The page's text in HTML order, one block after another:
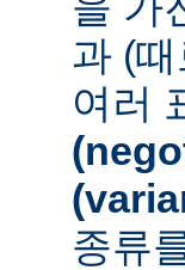
과 (
여러
종류